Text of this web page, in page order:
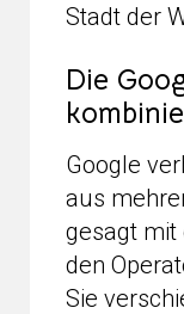
Stadt der
Die
Google
aus
gesagt mit
den
Sie